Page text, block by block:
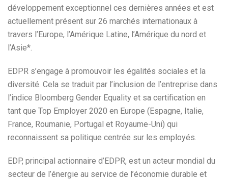
développement exceptionnel ces dernières années et est
actuellement présent sur 26 marchés internationaux à
travers l’Europe, l’Amérique Latine, l’Amérique du nord et
l’Asie*.
EDPR s’engage à promouvoir les égalités sociales et la
diversité. Cela se traduit par l’inclusion de l’entreprise dans
l’indice Bloomberg Gender Equality et sa certification en
tant que Top Employer 2020 en Europe (Espagne, Italie,
France, Roumanie, Portugal et Royaume-Uni) qui
reconnaissent sa politique centrée sur les employés.
EDP, principal actionnaire d’EDPR, est un acteur mondial du
secteur de l’énergie au service de l’économie durable et